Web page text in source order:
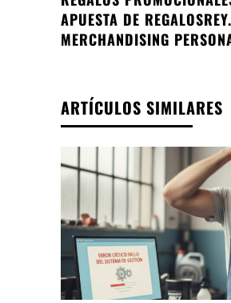
APUESTA DE
MERCHANDISING
ARTÍCULOS SIMILARES